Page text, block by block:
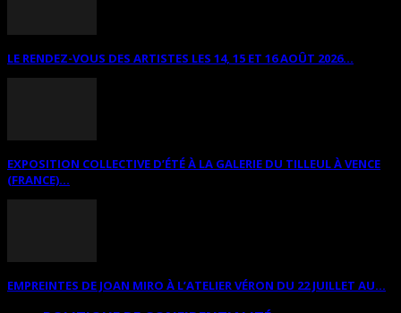
LE RENDEZ-VOUS DES ARTISTES LES 14, 15 ET 16 AOÛT 2026...
EXPOSITION COLLECTIVE D’ÉTÉ À LA GALERIE DU TILLEUL À VENCE
(FRANCE)...
EMPREINTES DE JOAN MIRO À L’ATELIER VÉRON DU 22 JUILLET AU...